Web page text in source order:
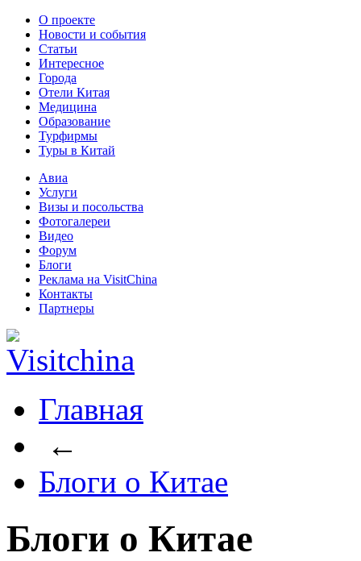
О проекте
Новости и события
Статьи
Интересное
Города
Отели Китая
Медицина
Образование
Турфирмы
Туры в Китай
Авиа
Услуги
Визы и посольства
Фотогалереи
Видео
Форум
Блоги
Реклама на VisitChina
Контакты
Партнеры
Главная
←
Блоги о Китае
Блоги о Китае